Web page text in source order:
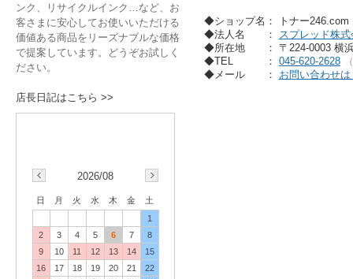
◆ショップ名： トナー
◆法人名
：
スプレッド株式
◆所在地
： 〒224-0003 横
◆TEL
： 045-620-2628
（
◆メール
： お問い合わせ
ンク、リサイクルインク…など、お
客さまに安心してお使いいただける
価値ある商品をリーズナブルな価格
で提案しています。どうぞお試しく
ださい。
店長日記はこちら >>
2026/08
日 月 火 水 木 金
土
1
2
3 4 5 6 7
8
9
10 11 12 13 14
15
16
17 18 19 20 21
22